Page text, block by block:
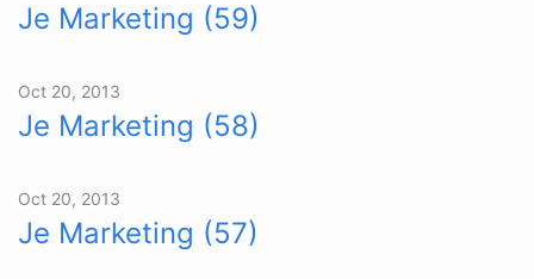
Je Marketing (59)
Oct 20, 2013
Je Marketing (58)
Oct 20, 2013
Je Marketing (57)